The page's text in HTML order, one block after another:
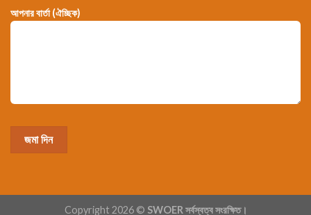
আপনার বার্তা (ঐচ্ছিক)
Copyright 2026 © SWOER সর্বস্বত্ব সংরক্ষিত।